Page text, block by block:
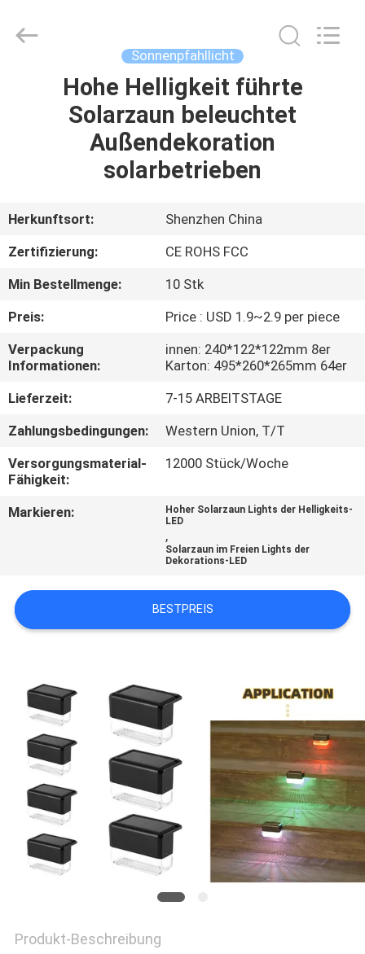
PRODUKTE
UNS
TOUR
QUALITÄTSKONTROLLE
KONTAKTIERE
UNS
NACHRICHTEN
FORDERN
SIE
EIN
AN
ONLINE
SHOP
SITEMAP
DATENSCHUTZRICHTLINIE
Ltd..
Sonnenpfahllicht
Hohe Helligkeit führte
Solarzaun beleuchtet
Außendekoration
solarbetrieben
Herkunftsort:
Shenzhen China
Zertifizierung:
CE ROHS FCC
Min Bestellmenge:
10 Stk
Preis:
Price : USD 1.9~2.9 per piece
Verpackung
Informationen:
innen: 240*122*122mm 8er
Karton: 495*260*265mm 64er
Lieferzeit:
7-15 ARBEITSTAGE
Zahlungsbedingungen:
Western Union, T/T
Versorgungsmaterial-
Fähigkeit:
12000 Stück/Woche
Markieren:
Hoher Solarzaun Lights der Helligkeits-
LED
,
Solarzaun im Freien Lights der
Dekorations-LED
BESTPREIS
Produkt-Beschreibung